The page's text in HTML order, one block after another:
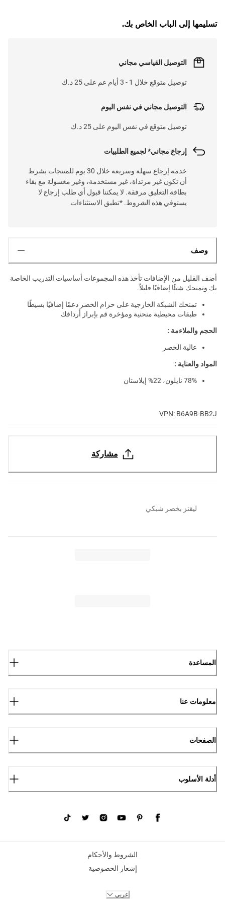
تسليمها إلى الباب الخاص بك.
التوصيل القياسي مجاني
توصيل متوقع خلال 1 - 3 أيام عم على 25 د.ك
التوصيل مجاني في نفس اليوم
توصيل متوقع في نفس اليوم على 25 د.ك
إرجاع مجاني* لجميع الطلبيات
خدمة إرجاع سهلة وسريعة خلال 30 يوم للمنتجات بشرط
أن تكون غير مرتداة، غير مستخدمة، وغير مغسولة مع بقاء
بطاقة التعليق مرفقة. لا يمكننا قبول أي طلب إرجاع لا
يستوفي هذه الشروط. *تطبق الاستثناءات
وصف
أضف القليل من الإضافات تأخذ هذه المجموعات أساسيات التدريب الخاصة
بك وتمنحك شيئًا إضافيًا قليلاً.
تمنحك الشبكة الخارجية على حزام الخصر دعمًا إضافيًا بسيطًا
طبقات محيطية منحنية ومؤخرة قم بإبراز أردافك
الحجم والملاءمة :
عالية الخصر
المواد والعناية :
78% نايلون، 22% إيلاستان
VPN: B6A9B-BB2J
مشاركة
ليقنز بخصر شبكي
المساعدة
معلومات عنا
الصفحات
أدلة الأسلوب
الشروط والأحكام
إشعار الخصوصية
عربي